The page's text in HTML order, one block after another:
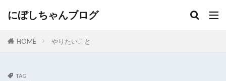
にぼしちゃんブログ
HOME やりたいこと
TAG